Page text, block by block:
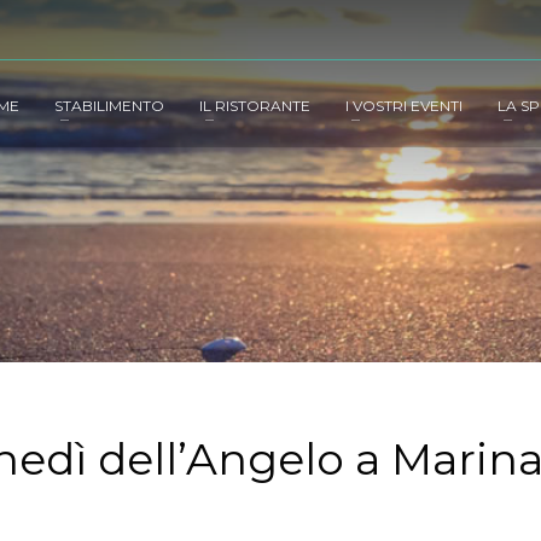
STABILIMENTO IL RISTORANTE I VOSTRI EVENTI LA
dell’Angelo a